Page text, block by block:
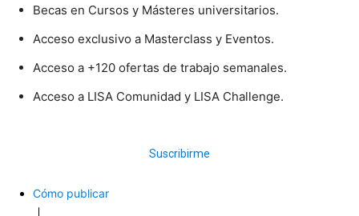
Becas en Cursos y Másteres universitarios.
Acceso exclusivo a Masterclass y Eventos.
Acceso a +120 ofertas de trabajo semanales.
Acceso a LISA Comunidad y LISA Challenge.
Suscribirme
Cómo publicar